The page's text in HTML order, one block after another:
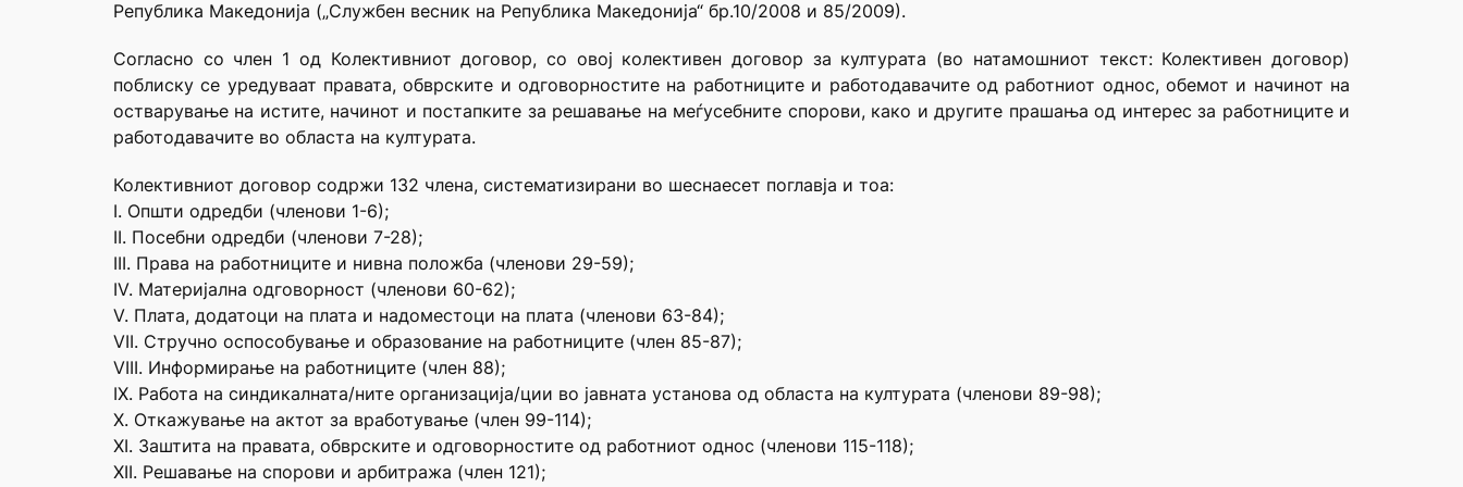
Република Македонија („Службен весник на Република Македонија“ бр.10/2008 и 85/2009).
Согласно со член 1 од Колективниот договор, со овој колективен договор за културата (во натамошниот текст: Колективен договор)
поблиску се уредуваат правата, обврските и одговорностите на работниците и работодавачите од работниот однос, обемот и начинот на
остварување на истите, начинот и постапките за решавање на меѓусебните спорови, како и другите прашања од интерес за работниците и
работодавачите во областа на културата.
Колективниот договор содржи 132 члена, систематизирани во шеснаесет поглавја и тоа:
I. Општи одредби (членови 1-6);
II. Посебни одредби (членови 7-28);
III. Права на работниците и нивна положба (членови 29-59);
IV. Материјална одговорност (членови 60-62);
V. Плата, додатоци на плата и надоместоци на плата (членови 63-84);
VII. Стручно оспособување и образование на работниците (член 85-87);
VIII. Информирање на работниците (член 88);
IX. Работа на синдикалната/ните организација/ции во јавната установа од областа на културата (членови 89-98);
X. Откажување на актот за вработување (член 99-114);
XI. Заштита на правата, обврските и одговорностите од работниот однос (членови 115-118);
XII. Решавање на спорови и арбитража (член 121);